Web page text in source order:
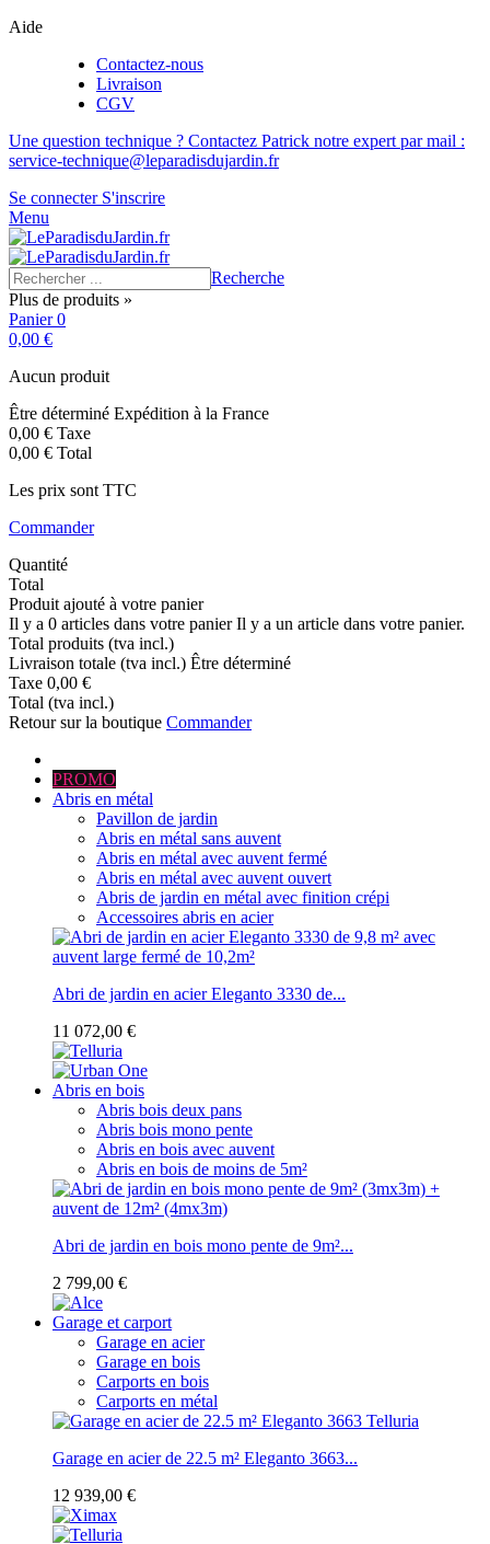
Aide
Contactez-nous
Livraison
CGV
Une question technique ? Contactez Patrick notre expert par mail :
service-technique@leparadisdujardin.fr
Se connecter S'inscrire
Menu
Recherche
Plus de produits »
Panier 0
0,00 €
Aucun produit
Être déterminé Expédition à la France
0,00 € Taxe
0,00 € Total
Les prix sont TTC
Commander
Quantité
Total
Produit ajouté à votre panier
Il y a 0 articles dans votre panierIl y a un article dans votre panier.
Total produits (tva incl.)
Livraison totale (tva incl.) Être déterminé
Taxe 0,00 €
Total (tva incl.)
Retour sur la boutique Commander
PROMO
Abris en métal
Pavillon de jardin
Abris en métal sans auvent
Abris en métal avec auvent fermé
Abris en métal avec auvent ouvert
Abris de jardin en métal avec finition crépi
Accessoires abris en acier
Abri de jardin en acier Eleganto 3330 de...
11 072,00 €
Abris en bois
Abris bois deux pans
Abris bois mono pente
Abris en bois avec auvent
Abris en bois de moins de 5m²
Abri de jardin en bois mono pente de 9m²...
2 799,00 €
Garage et carport
Garage en acier
Garage en bois
Carports en bois
Carports en métal
Garage en acier de 22.5 m² Eleganto 3663...
12 939,00 €